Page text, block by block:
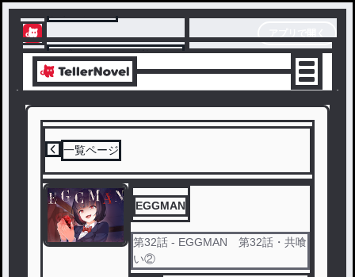
テラーノベル
アプリでサクサク楽しめる
一覧ページ
EGGMAN
第32話- EGGMAN 第32話・共喰
い②